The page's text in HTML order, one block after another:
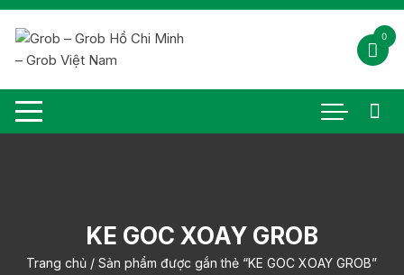
Chuyển
0
KE GOC XOAY GROB
Trang chủ / Sản phẩm được gắn thẻ “KE GOC XOAY GROB”